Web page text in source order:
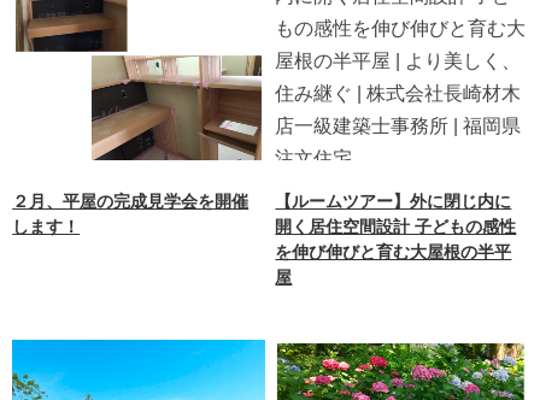
２月、平屋の完成見学会を開催
します！
【ルームツアー】外に閉じ内に
開く居住空間設計 子どもの感性
を伸び伸びと育む大屋根の半平
屋